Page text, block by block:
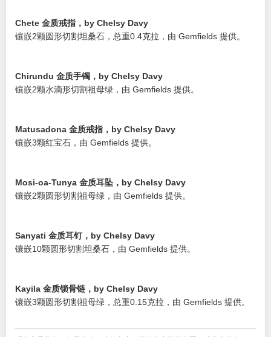
Chete 金质戒指，by Chelsy Davy
镶嵌2颗圆形切割坦桑石，总重0.4克拉，由 Gemfields 提供。
Chirundu 金质手镯，by Chelsy Davy
镶嵌2颗水滴形切割祖母绿，由 Gemfields 提供。
Matusadona 金质戒指，by Chelsy Davy
镶嵌3颗红宝石，由 Gemfields 提供。
Mosi-oa-Tunya 金质耳坠，by Chelsy Davy
镶嵌2颗圆形切割祖母绿，由 Gemfields 提供。
Sanyati 金质耳钉，by Chelsy Davy
镶嵌10颗圆形切割坦桑石，由 Gemfields 提供。
Kayila 金质锁骨链，by Chelsy Davy
镶嵌3颗圆形切割祖母绿，总重0.15克拉，由 Gemfields 提供。